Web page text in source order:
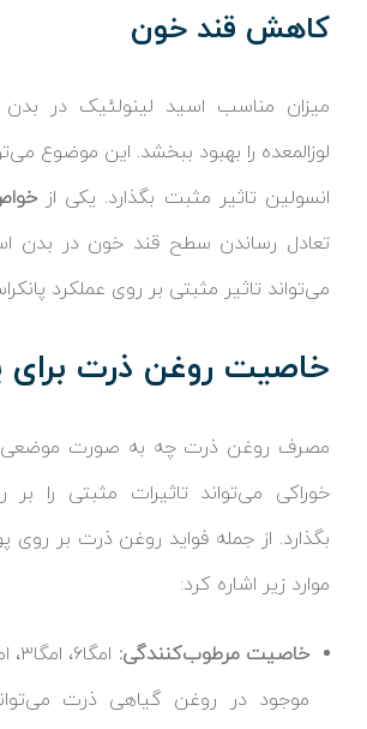
کاهش قند خون
میزان مناسب اسید لینولئیک در بدن
لوزالمعده را بهبود ببخشد. این موضوع
انسولین تاثیر مثبت بگذارد. یکی از
تعادل رساندن سطح قند خون در بدن
می‌تواند تاثیر مثبتی بر روی عملکرد
خاصیت روغن ذرت
مصرف روغن ذرت چه به صورت
خوراکی می‌تواند تاثیرات مثبتی را
بگذارد. از جمله فواید روغن ذرت بر
موارد زیر اشاره کرد:
خاصیت مرطوب‌کنندگی:
موجود در روغن گیاهی ذرت